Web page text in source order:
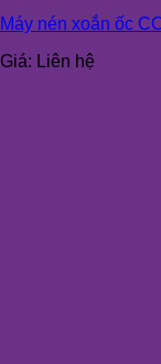
Máy nén xoắn ốc
Giá: Liên hệ